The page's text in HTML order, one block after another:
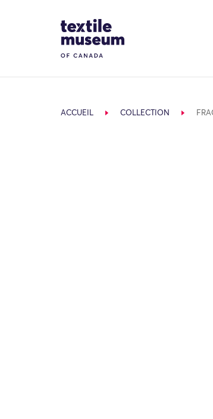
Site Logo
ACCUEIL COLLECTION